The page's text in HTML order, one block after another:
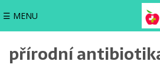
☰ MENU
přírodní